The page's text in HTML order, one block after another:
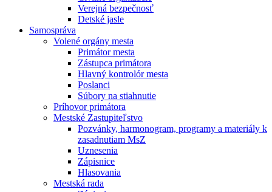
Verejná bezpečnosť
Detské jasle
Samospráva
Volené orgány mesta
Primátor mesta
Zástupca primátora
Hlavný kontrolór mesta
Poslanci
Súbory na stiahnutie
Príhovor primátora
Mestské Zastupiteľstvo
Pozvánky, harmonogram, programy a materiály k
zasadnutiam MsZ
Uznesenia
Zápisnice
Hlasovania
Mestská rada